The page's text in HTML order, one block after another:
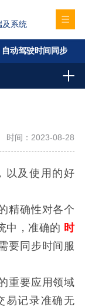
及系统
自动驾驶时间同步
时间：2023-08-28
以及使用的好
精确性对各个
中，准确的 时
要同步时间服
重要应用领域
易记录准确无